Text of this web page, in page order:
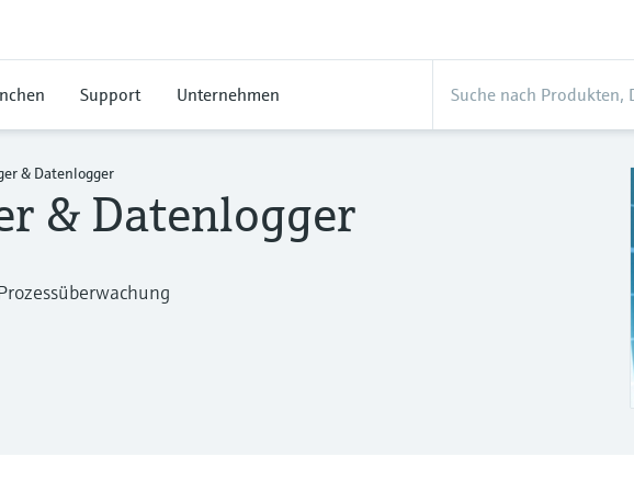
Support Unternehmen
& Datenlogger
& Datenlogger